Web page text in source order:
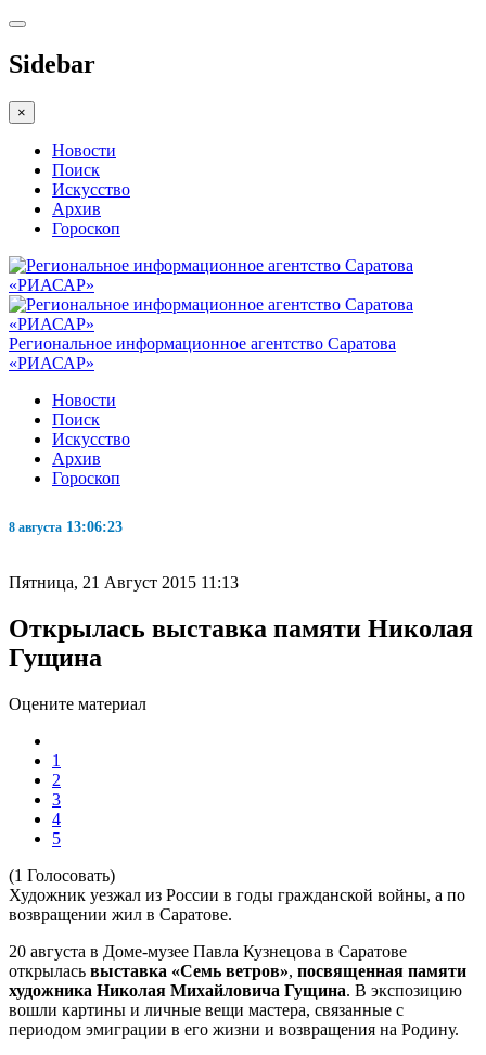
Sidebar
×
Новости
Поиск
Искусство
Архив
Гороскоп
Региональное информационное агентство Саратова
«РИАСАР»
Новости
Поиск
Искусство
Архив
Гороскоп
8 августа 13:06:24
Пятница, 21 Август 2015 11:13
Открылась выставка памяти Николая
Гущина
Оцените материал
1
2
3
4
5
(1 Голосовать)
Художник уезжал из России в годы гражданской войны, а по
возвращении жил в Саратове.
20 августа в Доме-музее Павла Кузнецова в Саратове
открылась выставка «Семь ветров», посвященная памяти
художника Николая Михайловича Гущина. В экспозицию
вошли картины и личные вещи мастера, связанные с
периодом эмиграции в его жизни и возвращения на Родину.